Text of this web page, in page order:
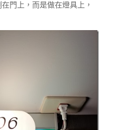
門上，而是做在燈具上，